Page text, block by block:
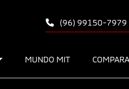
(96) 99150-7979
MUNDO MIT